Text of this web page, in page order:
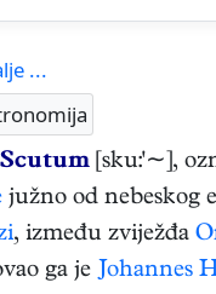
...
Scutum [sku:'∼],
južno od nebeskog
, između zviježđa
ga je Johannes